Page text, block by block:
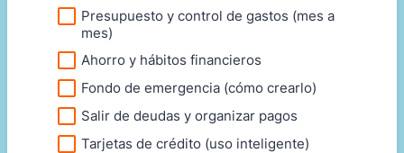
Presupuesto y control de gastos (mes a
mes)
Ahorro y hábitos financieros
Fondo de emergencia (cómo crearlo)
Salir de deudas y organizar pagos
Tarjetas de crédito (uso inteligente)